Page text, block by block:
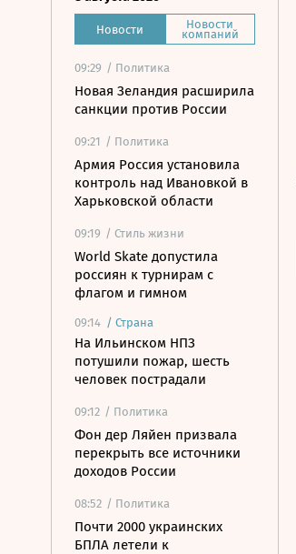
Новости Новости
компаний
09:29 / Политика
Новая Зеландия расширила
санкции против России
09:21 / Политика
Армия Россия установила
контроль над Ивановкой в
Харьковской области
09:19 / Стиль жизни
World Skate допустила
россиян к турнирам с
флагом и гимном
09:14 / Страна
На Ильинском НПЗ
потушили пожар, шесть
человек пострадали
09:12 / Политика
Фон дер Ляйен призвала
перекрыть все источники
доходов России
08:52 / Политика
Почти 2000 украинских
БПЛА летели к